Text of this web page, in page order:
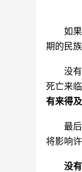
如果孩
期的民族
没有谁
死亡来
有来得
最后说
将影响许
没